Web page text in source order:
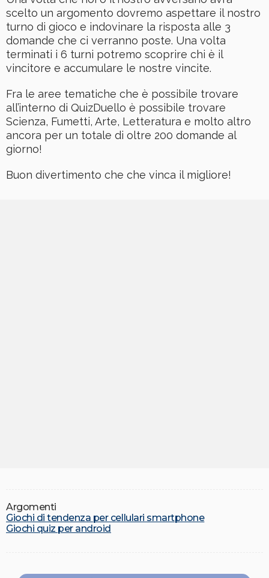
scelto un argomento dovremo aspettare il nostro
turno di gioco e indovinare la risposta alle 3
domande che ci verranno poste. Una volta
terminati i 6 turni potremo scoprire chi è il
vincitore e accumulare le nostre vincite.
Fra le aree tematiche che è possibile trovare
all’interno di QuizDuello è possibile trovare
Scienza, Fumetti, Arte, Letteratura e molto altro
ancora per un totale di oltre 200 domande al
giorno!
Buon divertimento che che vinca il migliore!
Argomenti
Giochi di tendenza per cellulari smartphone
Giochi quiz per android